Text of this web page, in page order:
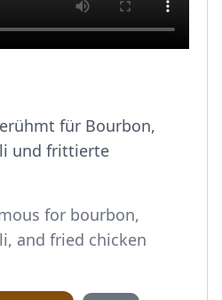
für Bourbon,
und frittierte
for bourbon,
and fried chicken